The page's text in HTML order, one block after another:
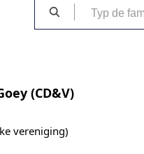
(CD&V)
vereniging)